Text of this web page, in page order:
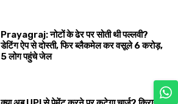
Prayagraj: नोटों के ढेर पर सोती थी पल्लवी?
डेटिंग ऐप से दोस्ती, फिर ब्लैकमेल कर वसूले ₹6 करोड़,
5 लोग पहुंचे जेल